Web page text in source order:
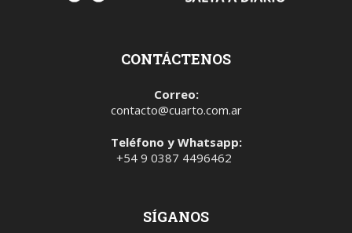
CONTÁCTENOS
Correo:
contacto@cuarto.com.ar
Teléfono y Whatsapp:
+54 9 0387 4496462
SÍGANOS